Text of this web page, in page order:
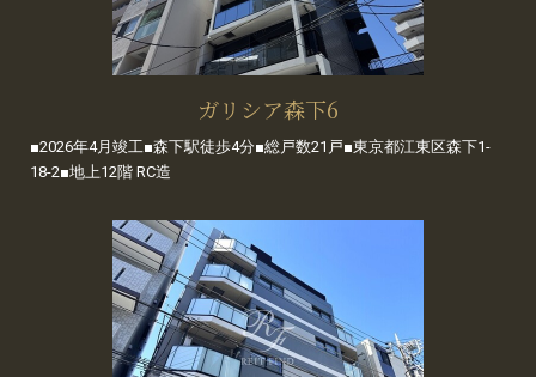
ガリシア森下6
■2026年4月竣工■森下駅徒歩4分■総戸数21戸■東京都江東区森下1-
18-2■地上12階 RC造